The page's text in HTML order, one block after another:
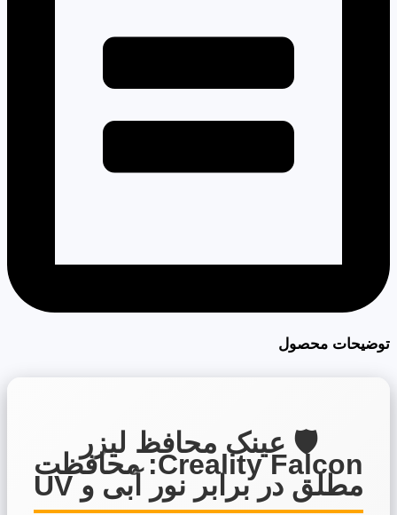
توضیحات محصول
🛡️ عینک محافظ لیزر
Creality Falcon: محافظت
مطلق در برابر نور آبی و UV